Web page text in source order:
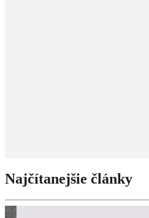
Najčítanejšie články